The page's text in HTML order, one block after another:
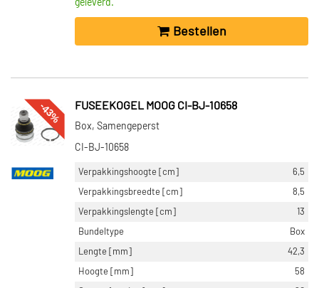
geleverd.
Bestellen
-43% FUSEEKOGEL MOOG CI-BJ-10658
Box, Samengeperst
CI-BJ-10658
Verpakkingshoogte [cm]
6,5
Verpakkingsbreedte [cm]
8,5
Verpakkingslengte [cm]
13
Bundeltype
Box
Lengte [mm]
42,3
Hoogte [mm]
58